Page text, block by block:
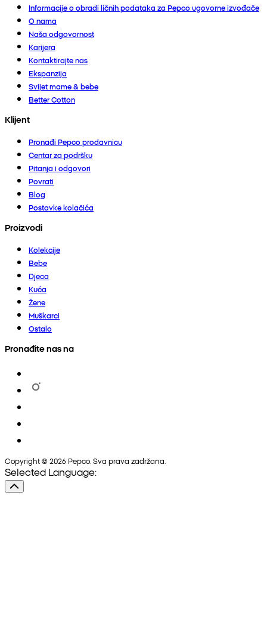
Informacije o obradi ličnih podataka za Pepco ugovorne izvođače
O nama
Naša odgovornost
Karijera
Kontaktirajte nas
Ekspanzija
Svijet mame & bebe
Better Cotton
Klijent
Pronađi Pepco prodavnicu
Centar za podršku
Pitanja i odgovori
Povrati
Blog
Postavke kolačića
Proizvodi
Kolekcije
Bebe
Djeca
Kuća
Žene
Muškarci
Ostalo
Pronađite nas na
Copyright © 2026 Pepco. Sva prava zadržana.
Selected Language: